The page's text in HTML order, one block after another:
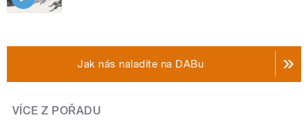
Jak nás naladíte na DABu
VÍCE Z POŘADU